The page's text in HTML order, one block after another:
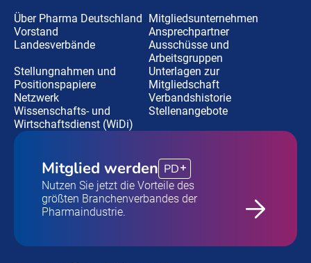
Über Pharma Deutschland Mitgliedsunternehmen
Vorstand
Ansprechpartner
Landesverbände
Ausschüsse und
Arbeitsgruppen
Stellungnahmen und
Positionspapiere
Unterlagen zur
Mitgliedschaft
Netzwerk
Verbandshistorie
Wissenschafts- und
Wirtschaftsdienst (WiDi)
Stellenangebote
Mitglied werden PD
Nutzen Sie jetzt die Vorteile des
größten Branchenverbandes der
Pharmaindustrie.